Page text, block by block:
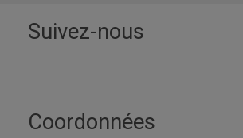
Suivez-nous
Coordonnées